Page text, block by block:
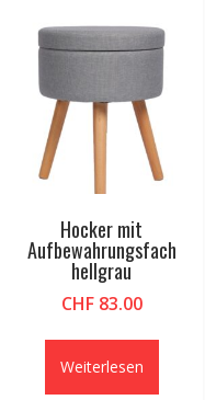
Hocker mit
Aufbewahrungsfach
hellgrau
CHF83.00
Weiterlesen